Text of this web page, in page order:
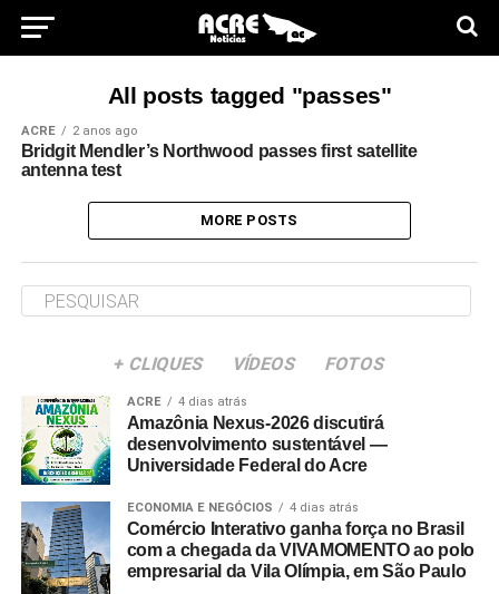
All posts tagged "passes"
ACRE 2 anos ago
Bridgit Mendler’s Northwood passes first satellite
antenna test
MORE POSTS
+ CLIQUES VÍDEOS FOTOS
ACRE 4 dias atrás
Amazônia Nexus-2026 discutirá
desenvolvimento sustentável —
Universidade Federal do Acre
ECONOMIA E NEGÓCIOS 4 dias atrás
Comércio Interativo ganha força no Brasil
com a chegada da VIVAMOMENTO ao polo
empresarial da Vila Olímpia, em São Paulo